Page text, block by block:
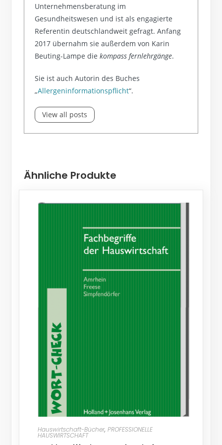
Unternehmensberatung im
Gesundheitswesen und ist als engagierte
Referentin deutschlandweit gefragt. Anfang
2017 übernahm sie außerdem von Karin
Beuting-Lampe diekompass fernlehrgänge.
Sie ist auch Autorin des Buches
„Allergeninformationspflicht“.
View all posts
Ähnliche Produkte
Hauswirtschaft-Bücher, PROFESSIONELLE
HAUSWIRTSCHAFT